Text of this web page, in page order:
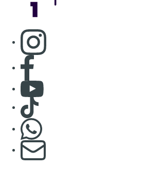
Consulter page Instagram
Consulter page Facebook
Consulter Youtube
Consulter TikTok
S'abonner à notre newsletter